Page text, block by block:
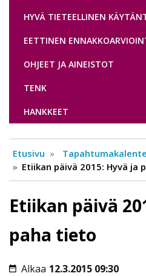
HYVÄ TIETEELLINEN
EETTINEN
OHJEET JA AINEISTOT
TENK
HANKKEET
Etusivu
Etiikan päivä 2015: Hyvä ja
Etiikan päivä
paha tieto
Alkaa 12.3.2015 09:30